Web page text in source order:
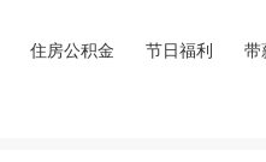
住房公积金 节日福利 带